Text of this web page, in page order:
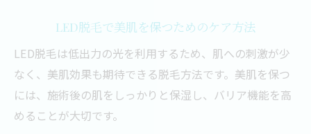
LED脱毛で美肌を保つためのケア方法
LED脱毛は低出力の光を利用するため、肌への刺激が少
なく、美肌効果も期待できる脱毛方法です。美肌を保つ
には、施術後の肌をしっかりと保湿し、バリア機能を高
めることが大切です。